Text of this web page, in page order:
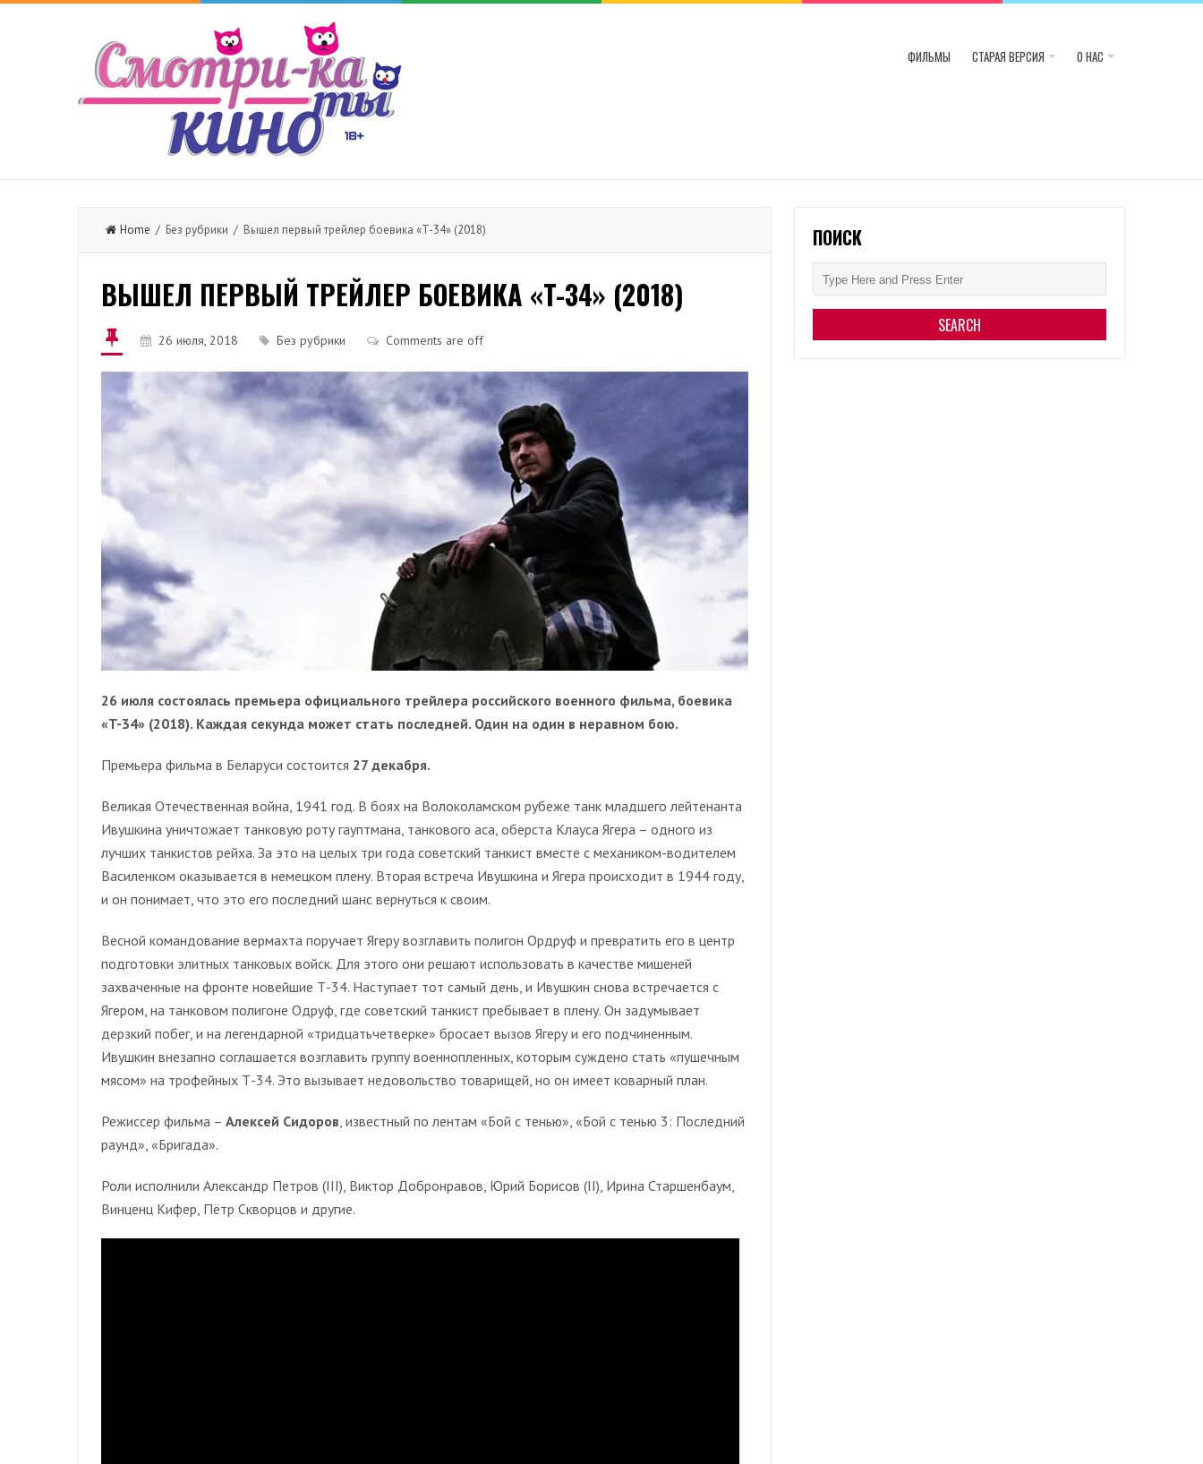
ФИЛЬМЫ СТАРАЯ ВЕРСИЯ О НАС
Home / Без рубрики / Вышел первый трейлер боевика «T-34» (2018)
ВЫШЕЛ ПЕРВЫЙ ТРЕЙЛЕР БОЕВИКА «T-34» (2018)
26 июля, 2018 Без рубрики Comments are off
26 июля состоялась премьера официального трейлера российского военного фильма, боевика
«T-34» (2018). Каждая секунда может стать последней. Один на один в неравном бою.
Премьера фильма в Беларуси состоится 27 декабря.
Великая Отечественная война, 1941 год. В боях на Волоколамском рубеже танк младшего лейтенанта
Ивушкина уничтожает танковую роту гауптмана, танкового аса, оберста Клауса Ягера – одного из
лучших танкистов рейха. За это на целых три года советский танкист вместе с механиком-водителем
Василенком оказывается в немецком плену. Вторая встреча Ивушкина и Ягера происходит в 1944 году,
и он понимает, что это его последний шанс вернуться к своим.
Весной командование вермахта поручает Ягеру возглавить полигон Ордруф и превратить его в центр
подготовки элитных танковых войск. Для этого они решают использовать в качестве мишеней
захваченные на фронте новейшие Т-34. Наступает тот самый день, и Ивушкин снова встречается с
Ягером, на танковом полигоне Одруф, где советский танкист пребывает в плену. Он задумывает
дерзкий побег, и на легендарной «тридцатьчетверке» бросает вызов Ягеру и его подчиненным.
Ивушкин внезапно соглашается возглавить группу военнопленных, которым суждено стать «пушечным
мясом» на трофейных Т-34. Это вызывает недовольство товарищей, но он имеет коварный план.
Режиссер фильма – Алексей Сидоров , известный по лентам «Бой с тенью», «Бой с тенью 3: Последний
раунд», «Бригада».
Роли исполнили Александр Петров (III), Виктор Добронравов, Юрий Борисов (II), Ирина Старшенбаум,
Винценц Кифер, Пётр Скворцов и другие.
ПОИСК